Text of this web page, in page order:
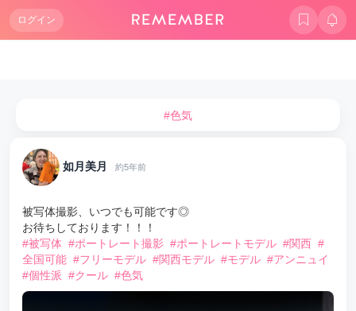
ログイン
#色気
如月美月 約5年前
被写体撮影、いつでも可能です◎
お待ちしております！！！
#被写体 #ポートレート撮影 #ポートレートモデル #関西 #
全国可能 #フリーモデル #関西モデル #モデル #アンニュイ
#個性派 #クール #色気